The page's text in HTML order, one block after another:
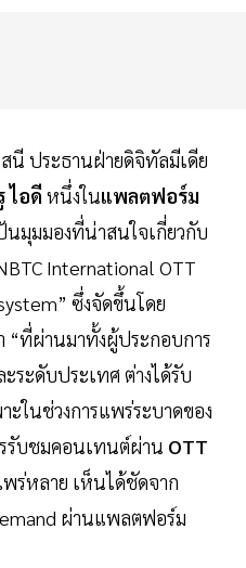
นี ประธานฝ่ายดิจิทัลมีเดีย
ไอดี หนึ่งในแพลตฟอร์ม
มุมมองที่น่าสนใจเกี่ยวกับ
International OTT
ซึ่งจัดขึ้นโดย
“ที่ผ่านมาทั้งผู้ประกอบการ
ระดับประเทศ ต่างได้รับ
ะในช่วงการแพร่ระบาดของ
รับชมคอนเทนต์ผ่าน OTT
ร่หลาย เห็นได้ชัดจาก
ผ่านแพลตฟอร์ม